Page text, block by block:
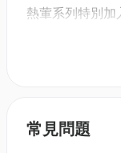
熱葷系列特別加
肉、松露香草
經典甜品為豐盛
常見問題